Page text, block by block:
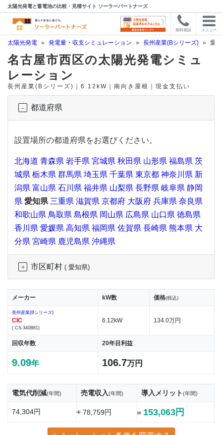
太陽光発電と蓄電池の比較・見積サイト ソーラーパートナーズ
無料相談 メニュー
太陽光発電 » 発電量・収支シミュレーション » 長州産業(Bシリーズ) » 愛
名古屋市西区の太陽光発電シミュ
レーション
長州産業(Bシリーズ)｜6.12kW｜南向き屋根｜現金支払い
都道府県
設置場所の都道府県をお選びください。
北海道 青森県 岩手県 宮城県 秋田県 山形県 福島県 茨
城県 栃木県 群馬県 埼玉県 千葉県 東京都 神奈川県 新
潟県 富山県 石川県 福井県 山梨県 長野県 岐阜県 静岡
県 愛知県 三重県 滋賀県 京都府 大阪府 兵庫県 奈良県
和歌山県 鳥取県 島根県 岡山県 広島県 山口県 徳島県
香川県 愛媛県 高知県 福岡県 佐賀県 長崎県 熊本県 大
分県 宮崎県 鹿児島県 沖縄県
市区町村 ( 愛知県)
メーカー kW数 価格(税込)
長州産業(Bシリーズ)
CIC
( CS-340B81)
6.12kW 134.0万円
回収年数 20年目利益
9.09年 106.7万円
電気代削減(年間) 売電収入(年間) 導入メリット(年間)
74,304円 +78,759円 = 153,063円